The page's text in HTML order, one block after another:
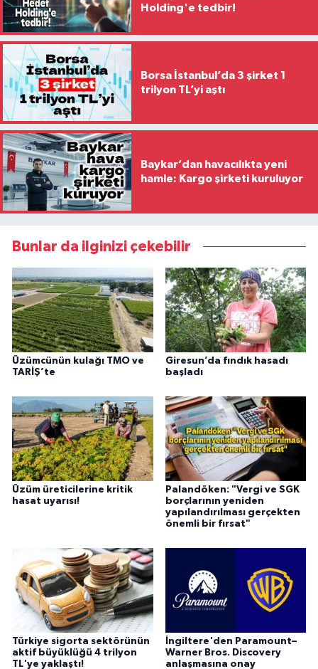
Holding'e tedbir!
Borsa İstanbul’da 3 şirket 1
trilyon TL’yi aştı
Baykar’dan havacılıkta yeni
hamle: Kargo şirketi kuruluyor
Bunlar da ilginizi çekebilir
Üzümcünün kulağı TMO ve
TARİŞ’te
Giresun’da fındık hasadı
başladı
Üzüm üreticilerine kritik
hasat uyarısı!
Palandöken: "Vergi ve SGK
borçlarının yeniden
yapılandırılması gerçekten
önemli bir fırsat"
Türkiye sigorta sektörünün
aktif büyüklüğü 4 trilyon
TL'ye yaklaştı!
İngiltere'den Paramount–
Warner Bros. Discovery
anlaşmasına onay